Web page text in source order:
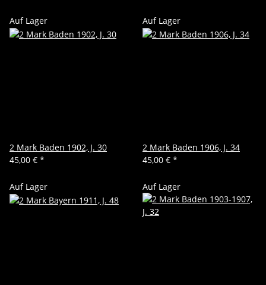
Auf Lager
2 Mark Baden 1902, J. 30
45,00 € *
Auf Lager
2 Mark Baden 1906, J. 34
45,00 € *
Auf Lager Auf Lager